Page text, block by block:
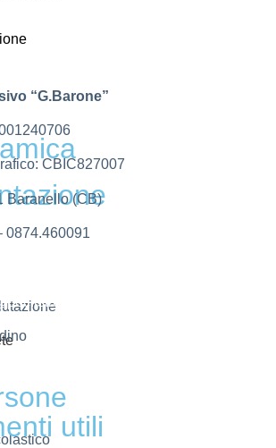
“G.Barone”
CBIC827007
Baranello (CB)
0874.460091
utili